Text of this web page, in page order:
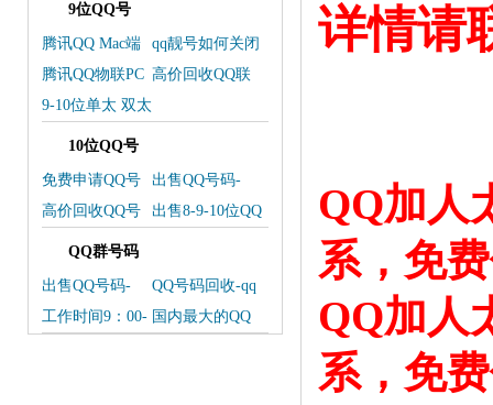
9位QQ号
腾讯QQ Mac端
更新
qq靓号如何关闭
靓号
腾讯QQ物联PC
端服务将下架
高价回收QQ联
9-10位单太 双太
三太 皇冠
10位QQ号
免费申请QQ号
常见问题解答
出售QQ号码-
QQ号码买卖
高价回收QQ号
码联系微信
出售8-9-10位QQ
号码 联系我们
QQ群号码
出售QQ号码-
QQ号码交易平
台
QQ号码回收-qq
回收
工作时间9：00-
24：00
国内最大的QQ
号码交易平台
详情请
QQ加人
系，免
QQ加人
系，免